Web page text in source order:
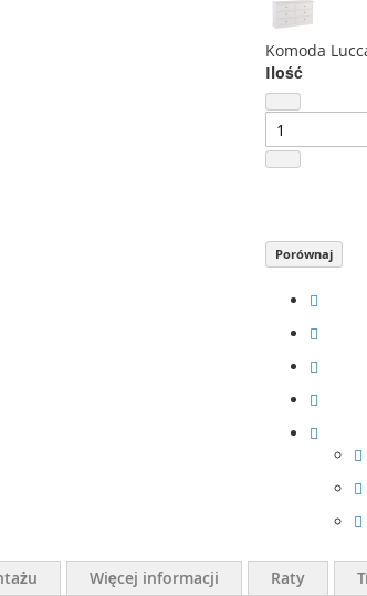
Komoda
Ilość
Porównaj
Więcej informacji Raty